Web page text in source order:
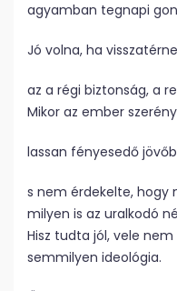
agyamban tegnapi
Jó volna, ha
az a régi biztonság, a
Mikor az ember
lassan fényesedő
s nem érdekelte, hogy
milyen is az uralkodó
Hisz tudta jól, vele
semmilyen ideológia.